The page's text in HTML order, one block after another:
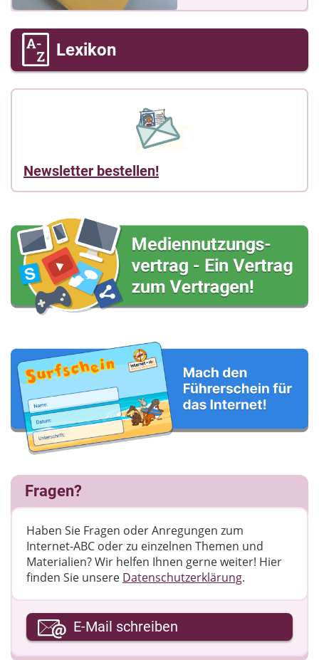
Lexikon
Newsletter bestellen!
Fragen?
Haben Sie Fragen oder Anregungen zum
Internet-ABC oder zu einzelnen Themen und
Materialien? Wir helfen Ihnen gerne weiter! ​Hier
finden Sie unsere Datenschutzerklärung.
Ihre E-Mail-Adresse
E-Mail schreiben